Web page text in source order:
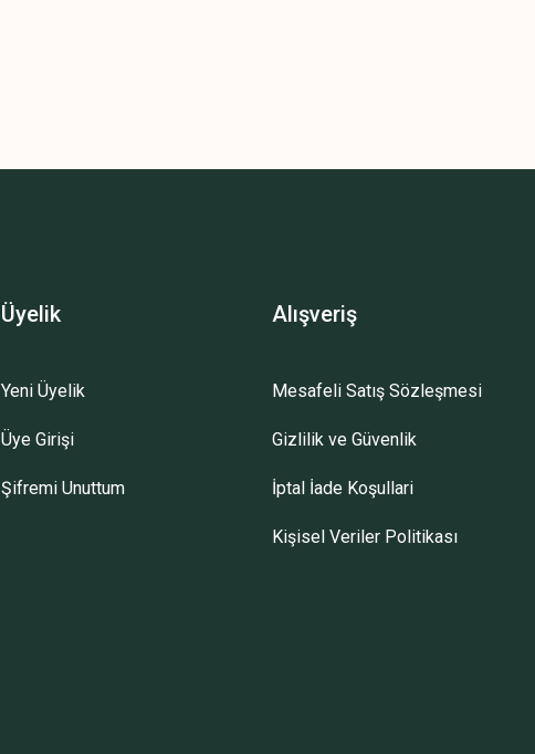
Üyelik
Yeni Üyelik
Üye Girişi
Şifremi Unuttum
Alışveriş
Mesafeli Satış Sözleşmesi
Gizlilik ve Güvenlik
İptal İade Koşullari
Kişisel Veriler Politikası